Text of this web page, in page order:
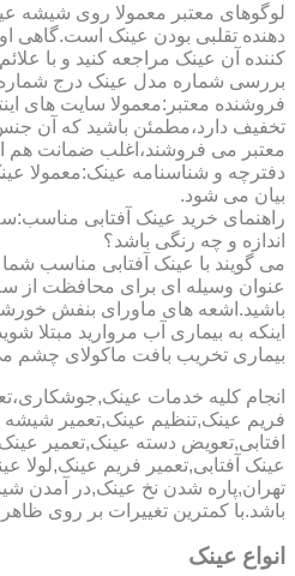
لوگوهای معتبر معمولا روی شیشه
دهنده تقلبی بودن عینک است.گاهی
کننده آن عینک مراجعه کنید و با
بررسی شماره مدل عینک درج شماره
فروشنده معتبر:معمولا سایت های
تخفیف دارد،مطمئن باشید که آن
معتبر می فروشند،اغلب ضمانت هم
دفترچه و شناسنامه عینک:معمولا
بیان می شود.
راهنمای خرید عینک آفتابی
اندازه و چه رنگی باشد؟
می گویند با عینک آفتابی مناسب شما
عنوان وسیله ای برای محافظت از
باشید.اشعه های ماورای بنفش
اینکه به بیماری آب مروارید
بیماری تخریب بافت ماکولای چشم
انجام کلیه خدمات
فریم عینک,تنظیم عینک,تعمیر
افتابی,تعویض دسته عینک,تعمیر
عینک آفتابی,تعمیر فریم عینک,لولا
تهران,پاره شدن نخ عینک,در
باشد.با کمترین تغییرات بر روی
انواع عینک